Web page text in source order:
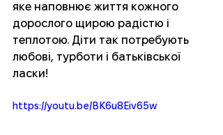
яке наповнює життя кожного
дорослого щирою радістю і
теплотою. Діти так потребують
любові, турботи і батьківської
ласки!
https://youtu.be/BK6u8Eiv65w